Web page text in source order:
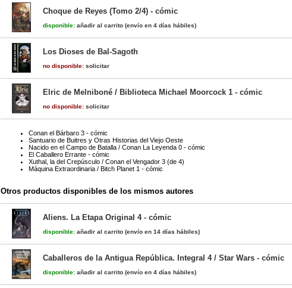
Choque de Reyes (Tomo 2/4) - cómic
disponible: añadir al carrito (envío en 4 días hábiles)
Los Dioses de Bal-Sagoth
no disponible: solicitar
Elric de Melniboné / Biblioteca Michael Moorcock 1 - cómic
no disponible: solicitar
Conan el Bárbaro 3 - cómic
Santuario de Buitres y Otras Historias del Viejo Oeste
Nacido en el Campo de Batalla / Conan La Leyenda 0 - cómic
El Caballero Errante - cómic
Xuthal, la del Crepúsculo / Conan el Vengador 3 (de 4)
Máquina Extraordinaria / Bitch Planet 1 - cómic
Otros productos disponibles de los mismos autores
Aliens. La Etapa Original 4 - cómic
disponible: añadir al carrito (envío en 14 días hábiles)
Caballeros de la Antigua República. Integral 4 / Star Wars - cómic
disponible: añadir al carrito (envío en 4 días hábiles)